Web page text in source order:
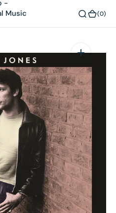
(0)
在
相
簿
中
開